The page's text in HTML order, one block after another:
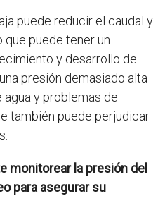
puede reducir el caudal y
que puede tener un
y desarrollo de
presión demasiado alta
y problemas de
también puede perjudicar
monitorear la presión del
para asegurar su